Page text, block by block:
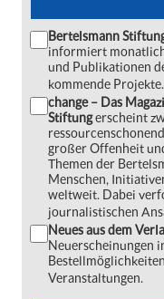
Bertelsmann
informiert
und Publikationen
kommende Projekte.
change – Das
Stiftungerscheint
großer Offenheit
Themen der
Menschen,
weltweit. Dabei
journalistischen
Neues aus dem
Neuerscheinungen
Veranstaltungen.